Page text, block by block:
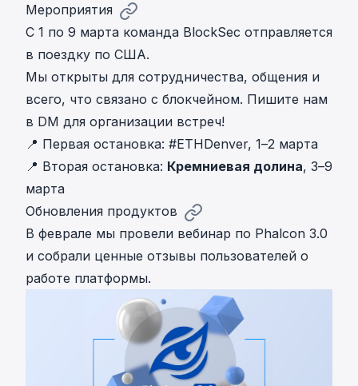
Мероприятия
С 1 по 9 марта команда BlockSec отправляется
в поездку по США.
Мы открыты для сотрудничества, общения и
всего, что связано с блокчейном. Пишите нам
в DM для организации встреч!
📍 Первая остановка: #ETHDenver, 1–2 марта
📍 Вторая остановка: Кремниевая долина, 3–9
марта
Обновления продуктов
В феврале мы провели вебинар по Phalcon 3.0
и собрали ценные отзывы пользователей о
работе платформы.